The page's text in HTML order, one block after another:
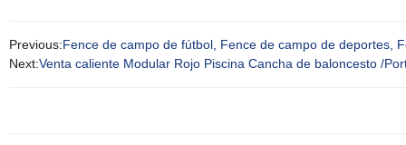
Previous:Fence de campo de fútbol, Fence de campo de deportes,
Next:Venta caliente Modular Rojo Piscina Cancha de baloncesto /